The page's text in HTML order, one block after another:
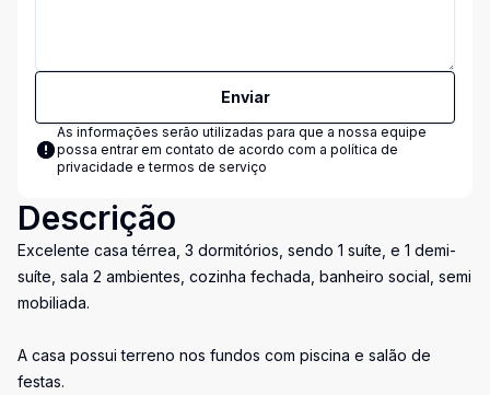
Enviar
As informações serão utilizadas para que a nossa equipe
possa entrar em contato de acordo com a política de
privacidade e termos de serviço
Descrição
Excelente casa térrea, 3 dormitórios, sendo 1 suíte, e 1 demi-
suíte, sala 2 ambientes, cozinha fechada, banheiro social, semi
mobiliada.
A casa possui terreno nos fundos com piscina e salão de
festas.